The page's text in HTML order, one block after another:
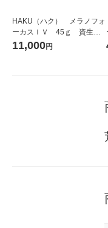
HAKU（ハク） メラノフォ
ーカスＩＶ 45ｇ 資生
堂 おまけ付き
11,000円